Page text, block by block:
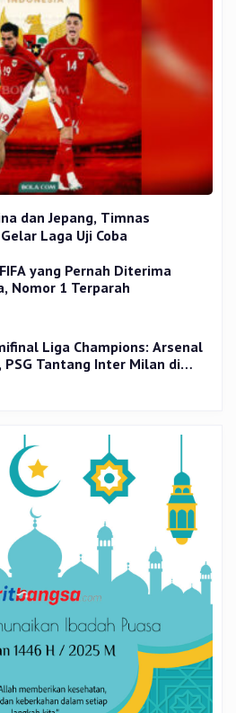
dan Jepang, Timnas
Laga Uji Coba
yang Pernah Diterima
Nomor 1 Terparah
Liga Champions: Arsenal
PSG Tantang Inter Milan di